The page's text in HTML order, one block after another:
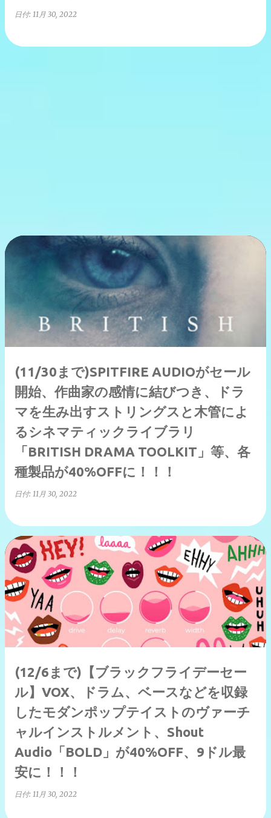
日付: 11月 30, 2022
(11/30まで)SPITFIRE AUDIOがセール
開始、作曲家の感情に結びつき、ドラ
マを生み出すストリングスと木管によ
るシネマティックライブラリ
「BRITISH DRAMA TOOLKIT」等、各
種製品が40%OFFに！！！
日付: 11月 30, 2022
(12/6まで)【ブラックフライデーセー
ル】VOX、ドラム、ベースなどを収録
したモダンポップテイストのヴァーチ
ャルインストルメント、Shout
Audio「BOLD」が40%OFF、9ドル最
安に！！！
日付: 11月 30, 2022